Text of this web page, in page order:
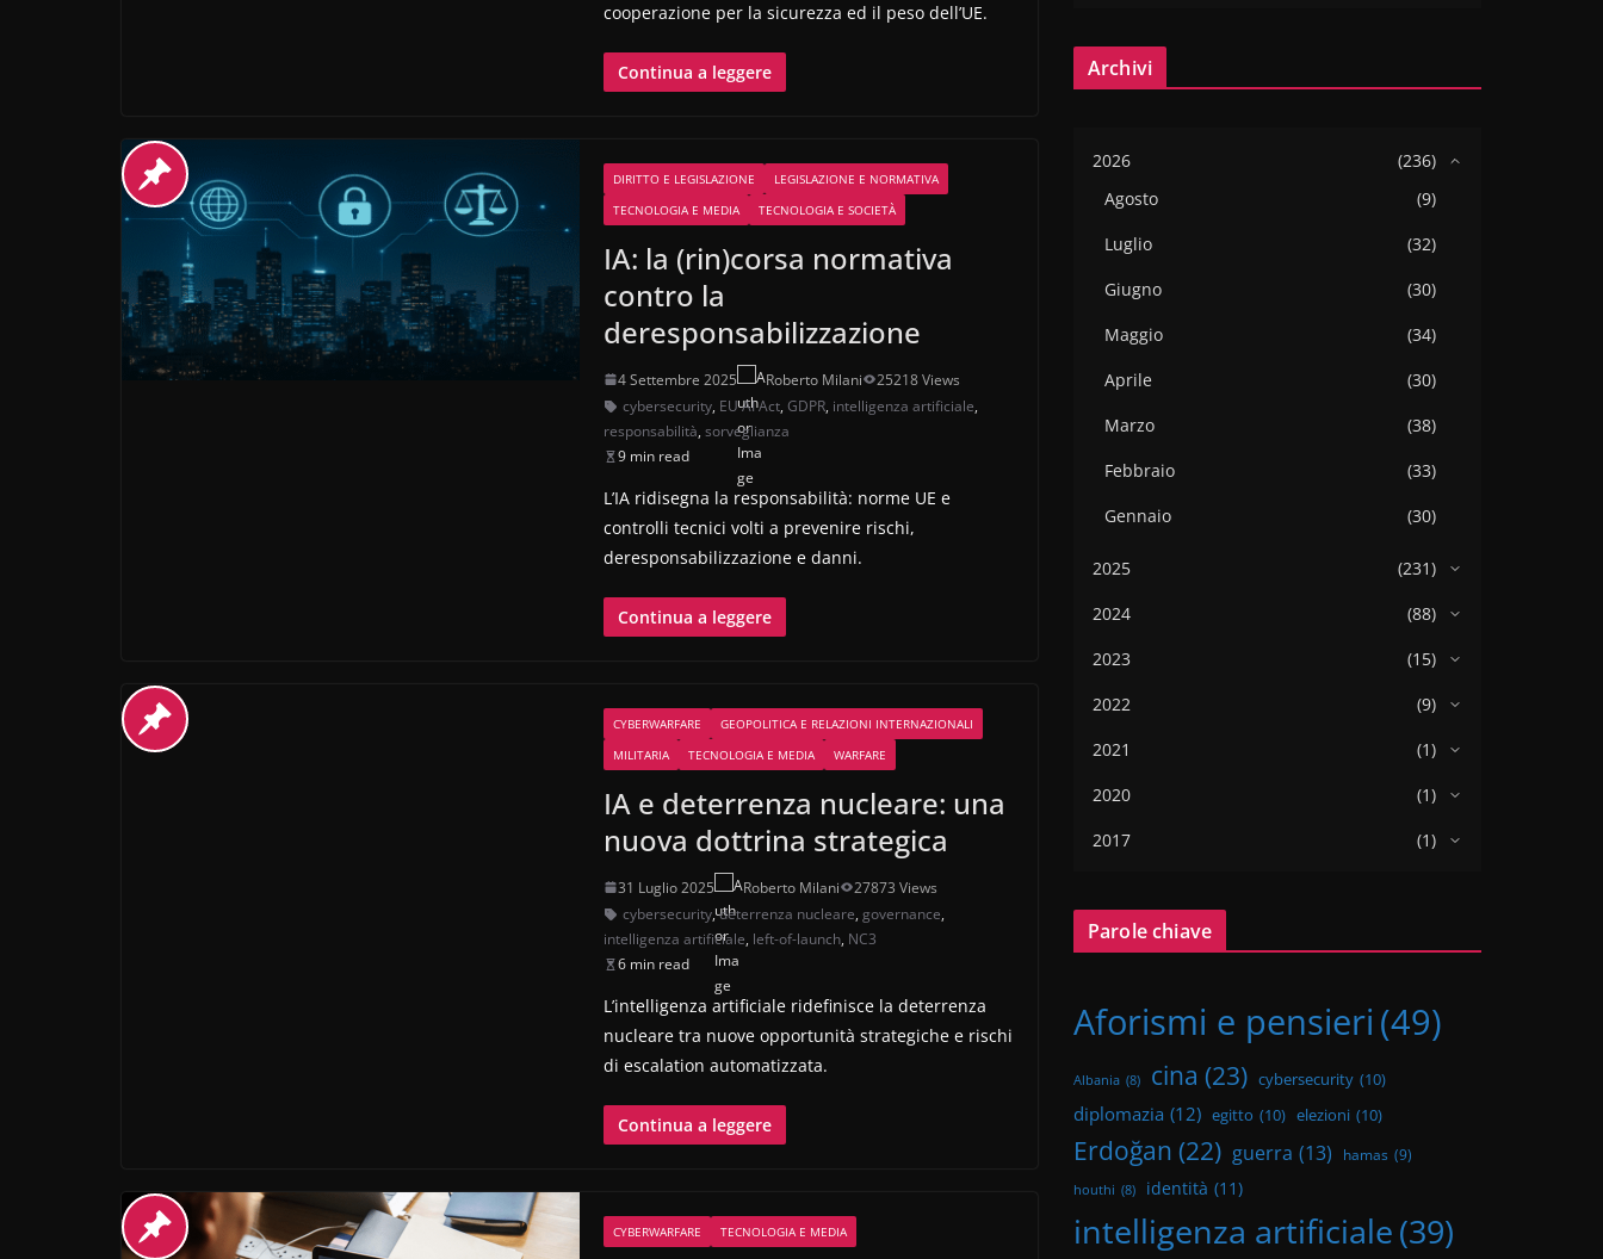
cooperazione per la sicurezza ed il peso dell’UE.
Continua a leggere
DIRITTO E LEGISLAZIONE
LEGISLAZIONE E NORMATIVA
TECNOLOGIA E MEDIA
TECNOLOGIA E SOCIETÀ
IA: la (rin)corsa normativa
contro la
deresponsabilizzazione
4 Settembre 2025 Roberto Milani
25218 Views
cybersecurity, EU AI Act, GDPR, intelligenza artificiale,
responsabilità, sorveglianza
9 min read
L’IA ridisegna la responsabilità: norme UE e
controlli tecnici volti a prevenire rischi,
deresponsabilizzazione e danni.
Continua a leggere
CYBERWARFARE
GEOPOLITICA E RELAZIONI INTERNAZIONALI
MILITARIA
TECNOLOGIA E MEDIA WARFARE
IA e deterrenza nucleare: una
nuova dottrina strategica
31 Luglio 2025 Roberto Milani
27873 Views
cybersecurity,deterrenza nucleare, governance,
intelligenza artificiale, left-of-launch, NC3
6 min read
L’intelligenza artificiale ridefinisce la deterrenza
nucleare tra nuove opportunità strategiche e rischi
di escalation automatizzata.
Continua a leggere
CYBERWARFARE TECNOLOGIA E MEDIA
Archivi
2026
(236)
Agosto
(9)
Luglio
(32)
Giugno
(30)
Maggio
(34)
Aprile
(30)
Marzo
(38)
Febbraio
(33)
Gennaio
(30)
2025
(231)
2024
(88)
2023
(15)
2022
(9)
2021
(1)
2020
(1)
2017
(1)
Parole chiave
Aforismi e pensieri (49)
Albania (8) cina (23) cybersecurity (10)
diplomazia (12) egitto (10) elezioni (10)
Erdoğan (22) guerra (13) hamas (9)
houthi (8) identità (11)
intelligenza artificiale(39)